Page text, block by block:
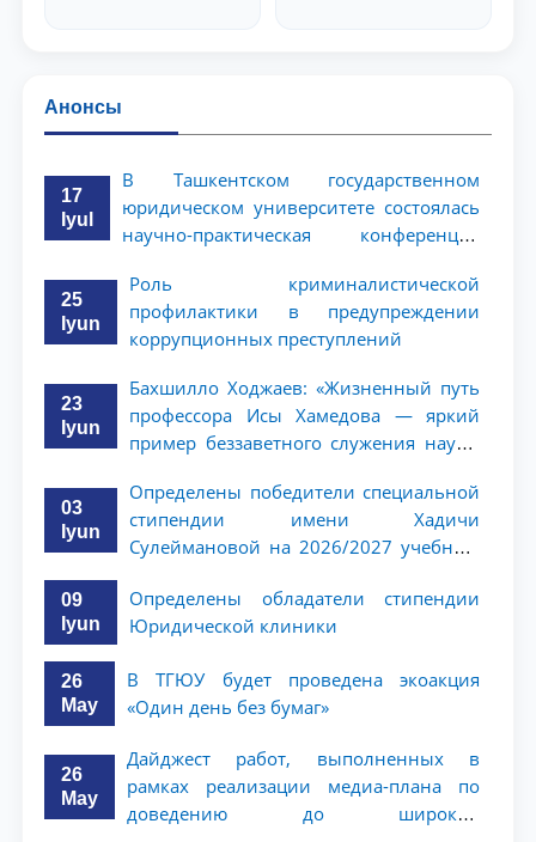
Анонсы
17
Iyul
В Ташкентском государственном
юридическом университете состоялась
научно-практическая конференция
25
Iyun
Роль криминалистической
профилактики в предупреждении
коррупционных преступлений
23
Iyun
Бахшилло Ходжаев: «Жизненный путь
профессора Исы Хамедова — яркий
пример беззаветного служения науке,
поколения»
03
Iyun
Определены победители специальной
стипендии имени Хадичи
Сулеймановой на 2026/2027 учебный
09
Iyun
Определены обладатели стипендии
Юридической клиники
26
May
В ТГЮУ будет проведена экоакция
«Один день без бумаг»
26
May
Дайджест работ, выполненных в
рамках реализации медиа-плана по
доведению до широкой